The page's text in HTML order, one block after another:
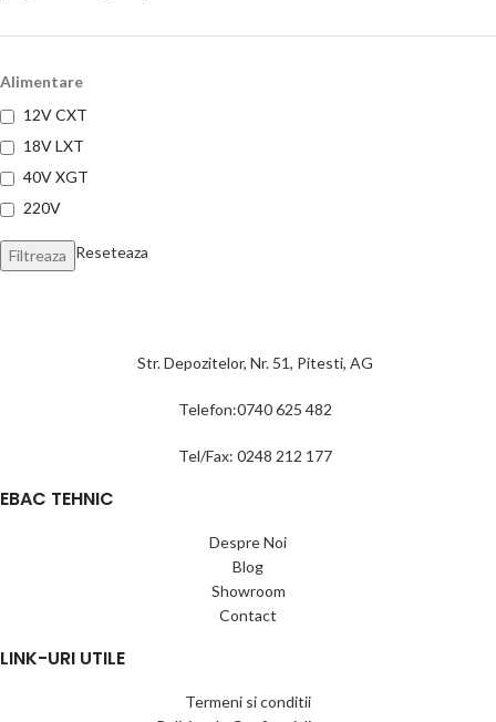
Alimentare
12V CXT
18V LXT
40V XGT
220V
Filtreaza Reseteaza
Str. Depozitelor, Nr. 51, Pitesti, AG
Telefon:0740 625 482
Tel/Fax: 0248 212 177
EBAC TEHNIC
Despre Noi
Blog
Showroom
Contact
LINK-URI UTILE
Termeni si conditii